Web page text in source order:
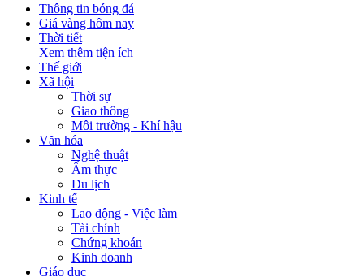
Thông tin bóng đá
Giá vàng hôm nay
Thời tiết
Xem thêm tiện ích
Thế giới
Xã hội
Thời sự
Giao thông
Môi trường - Khí hậu
Văn hóa
Nghệ thuật
Ẩm thực
Du lịch
Kinh tế
Lao động - Việc làm
Tài chính
Chứng khoán
Kinh doanh
Giáo dục